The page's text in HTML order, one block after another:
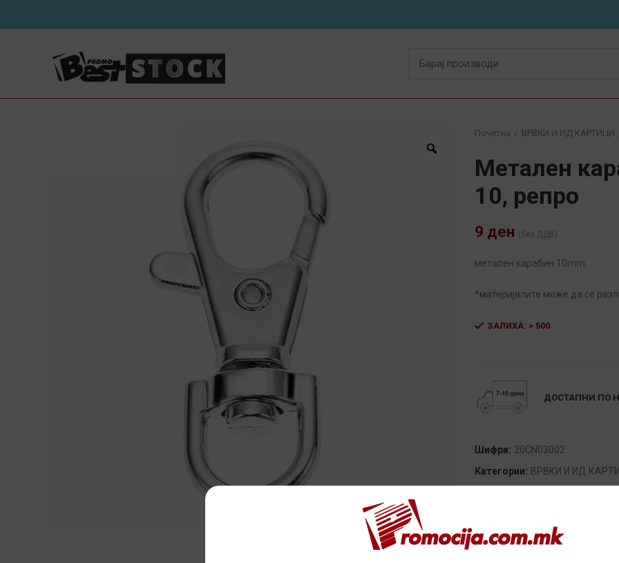
Почетна ВРВКИ И ИД КАРТИЦИ
Метален
10, репро
9 ден (без ДДВ)
метален карабин 10mm
*материјалите може да се
ЗАЛИХА: > 500
ДОСТАПНИ ПО
Шифра: 20CN03002
Категории: ВРВКИ И ИД